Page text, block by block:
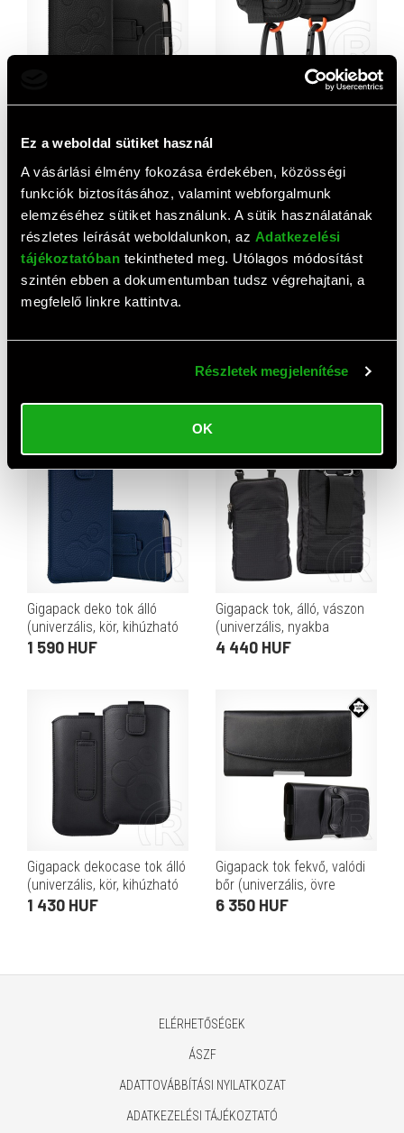
Ez a weboldal sütiket használ
A vásárlási élmény fokozása érdekében, közösségi
funkciók biztosításához, valamint webforgalmunk
elemzéséhez sütiket használunk. A sütik használatának
részletes leírását weboldalunkon, az Adatkezelési
tájékoztatóban tekintheted meg. Utólagos módosítást
szintén ebben a dokumentumban tudsz végrehajtani, a
megfelelő linkre kattintva.
Részletek megjelenítése
OK
6.7" méret) fekete
Spigen snap zip tok álló,
ütésállóság, 6.9" méret)
univerzális karpánt tok
Gigapack deko tok álló
(univerzális, kör, kihúzható
tépőzár, övre fűzhető, 4.7-
1 590 HUF
Gigapack tok, álló, vászon
(univerzális, nyakba
akasztható, övre fűzhető,
4 440 HUF
Gigapack dekocase tok álló
(univerzális, kör, kihúzható
tépőzár, övre fűzhető, 6.8"
1 430 HUF
Gigapack tok fekvő, valódi
bőr (univerzális, övre
fűzhető, övcsipesz, 4.7 -
6 350 HUF
ELÉRHETŐSÉGEK
ÁSZF
ADATTOVÁBBÍTÁSI NYILATKOZAT
ADATKEZELÉSI TÁJÉKOZTATÓ